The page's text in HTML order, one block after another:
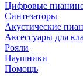
Цифровые
Синтезаторы
Акустические
Аксессуары для
Рояли
Наушники
Помощь